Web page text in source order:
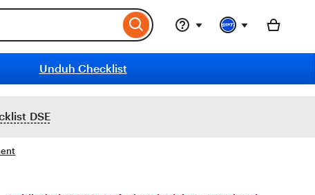
Unduh Checklist
DSE